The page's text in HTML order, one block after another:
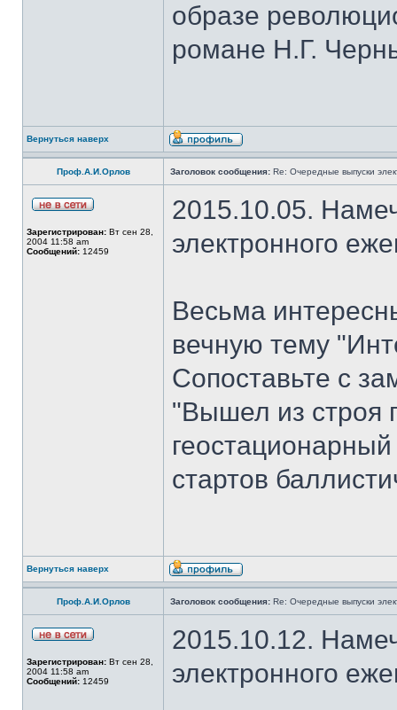
образе
романе Н.Г.
Вернуться наверх
Проф.А.И.Орлов Заголовок сообщения: Re: Очередные выпуски
Зарегистрирован: Вт сен 28,
2004 11:58 am
Сообщений: 12459
2015.10.05.
электронного
Весьма
вечную тему
Сопоставьте с
"Вышел из строя
стартов
Вернуться наверх
Проф.А.И.Орлов Заголовок сообщения: Re: Очередные выпуски
Зарегистрирован: Вт сен 28,
2004 11:58 am
Сообщений: 12459
2015.10.12.
электронного